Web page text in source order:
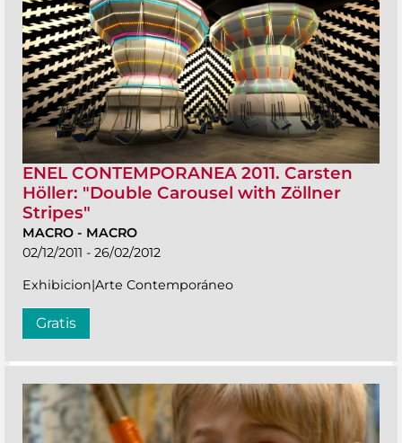
ENEL CONTEMPORANEA 2011. Carsten
Höller: "Double Carousel with Zöllner
Stripes"
MACRO - MACRO
02/12/2011 - 26/02/2012
Exhibicion|Arte Contemporáneo
Gratis